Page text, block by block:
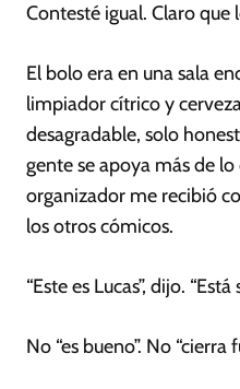
Contesté igual. Claro que
El bolo era en una sala
limpiador cítrico y
desagradable, solo
gente se apoya más de lo
organizador me recibió
los otros cómicos.
“Este es Lucas”, dijo. “Está
No “es bueno”. No “cierra